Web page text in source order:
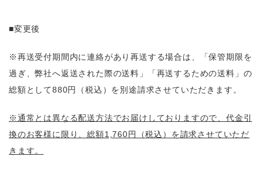
■変更後
※再送受付期間内に連絡があり再送する場合は、「保管期限を
過ぎ、弊社へ返送された際の送料」「再送するための送料」の
総額として880円（税込）を別途請求させていただきます。
※通常とは異なる配送方法でお届けしておりますので、代金引
換のお客様に限り、総額1,760円（税込）を請求させていただ
きます。